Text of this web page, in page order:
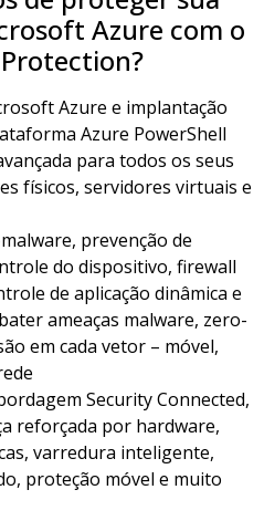
Azure com o
Azure e implantação
Azure PowerShell
para todos os seus
físicos, servidores virtuais e
prevenção de
do dispositivo, firewall
de aplicação dinâmica e
ameaças malware, zero-
em cada vetor – móvel,
Security Connected,
reforçada por hardware,
varredura inteligente,
proteção móvel e muito